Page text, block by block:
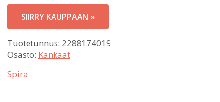
SIIRRY KAUPPAAN »
Tuotetunnus: 2288174019
Osasto: Kankaat
Spira